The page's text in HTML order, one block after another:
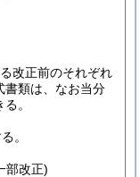
改正前のそれぞれ
書類は、なお当分
。
。
部改正)